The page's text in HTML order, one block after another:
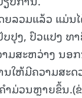
ຍລວມແລ້ວ ແມ່
ປຸງ, ປົວແປງ
ມສະຫວ່າງ ນ
ນໃຫ້ມີຄວາມສະ
ຳມ່ວນຫຼາຍຂຶ້ນ.(